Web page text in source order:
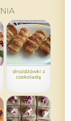
drożdżówki z
czekoladą